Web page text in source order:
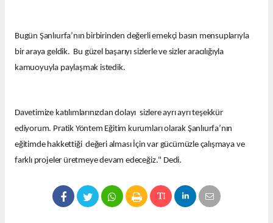
Bugün Şanlıurfa’nın birbirinden değerli emekçi basın mensuplarıyla
bir araya geldik. Bu güzel başarıyı sizlerle ve sizler aracılığıyla
kamuoyuyla paylaşmak istedik.
Davetimize katılımlarınızdan dolayı sizlere ayrı ayrı teşekkür
ediyorum. Pratik Yöntem Eğitim kurumları olarak Şanlıurfa’nın
eğitimde hakkettiği değeri alması İçin var gücümüzle çalışmaya ve
farklı projeler üretmeye devam edeceğiz." Dedi.